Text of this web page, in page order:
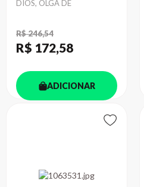
Autor
DIOS, OLGA DE
R$ 246,54
R$ 172,58
ADICIONAR